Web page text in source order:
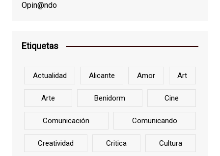
Opin@ndo
Etiquetas
Actualidad Alicante Amor Art
Arte Benidorm Cine
Comunicación Comunicando
Creatividad Critica Cultura